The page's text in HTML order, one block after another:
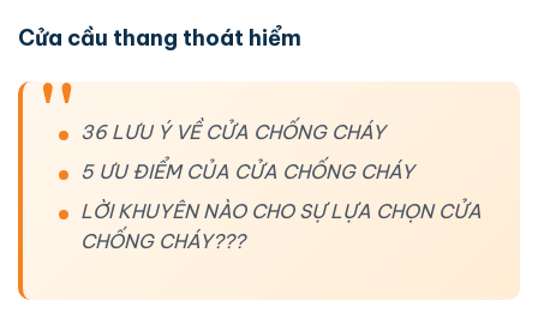
Cửa cầu thang thoát hiểm
36 LƯU Ý VỀ CỬA CHỐNG CHÁY
5 ƯU ĐIỂM CỦA CỬA CHỐNG CHÁY
LỜI KHUYÊN NÀO CHO SỰ LỰA CHỌN CỬA
CHỐNG CHÁY???